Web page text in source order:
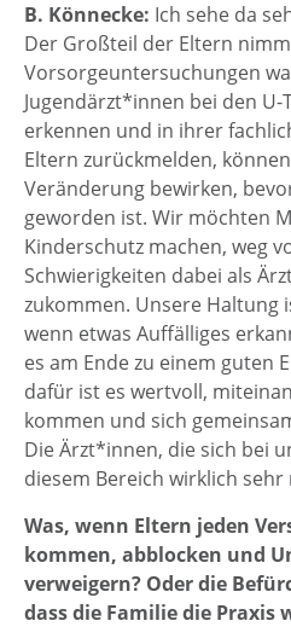
B. Könnecke: Ich sehe da
Der Großteil der Eltern
Vorsorgeuntersuchungen
Jugendärzt*innen bei den U-
erkennen und in ihrer
Eltern zurückmelden,
Veränderung bewirken,
geworden ist. Wir möchten
Kinderschutz machen, weg
Schwierigkeiten dabei als
zukommen. Unsere Haltung
wenn etwas Auffälliges
es am Ende zu einem guten
dafür ist es wertvoll,
kommen und sich
Die Ärzt*innen, die sich bei
diesem Bereich wirklich
Was, wenn Eltern jeden
kommen, abblocken und
verweigern? Oder die
dass die Familie die Praxis